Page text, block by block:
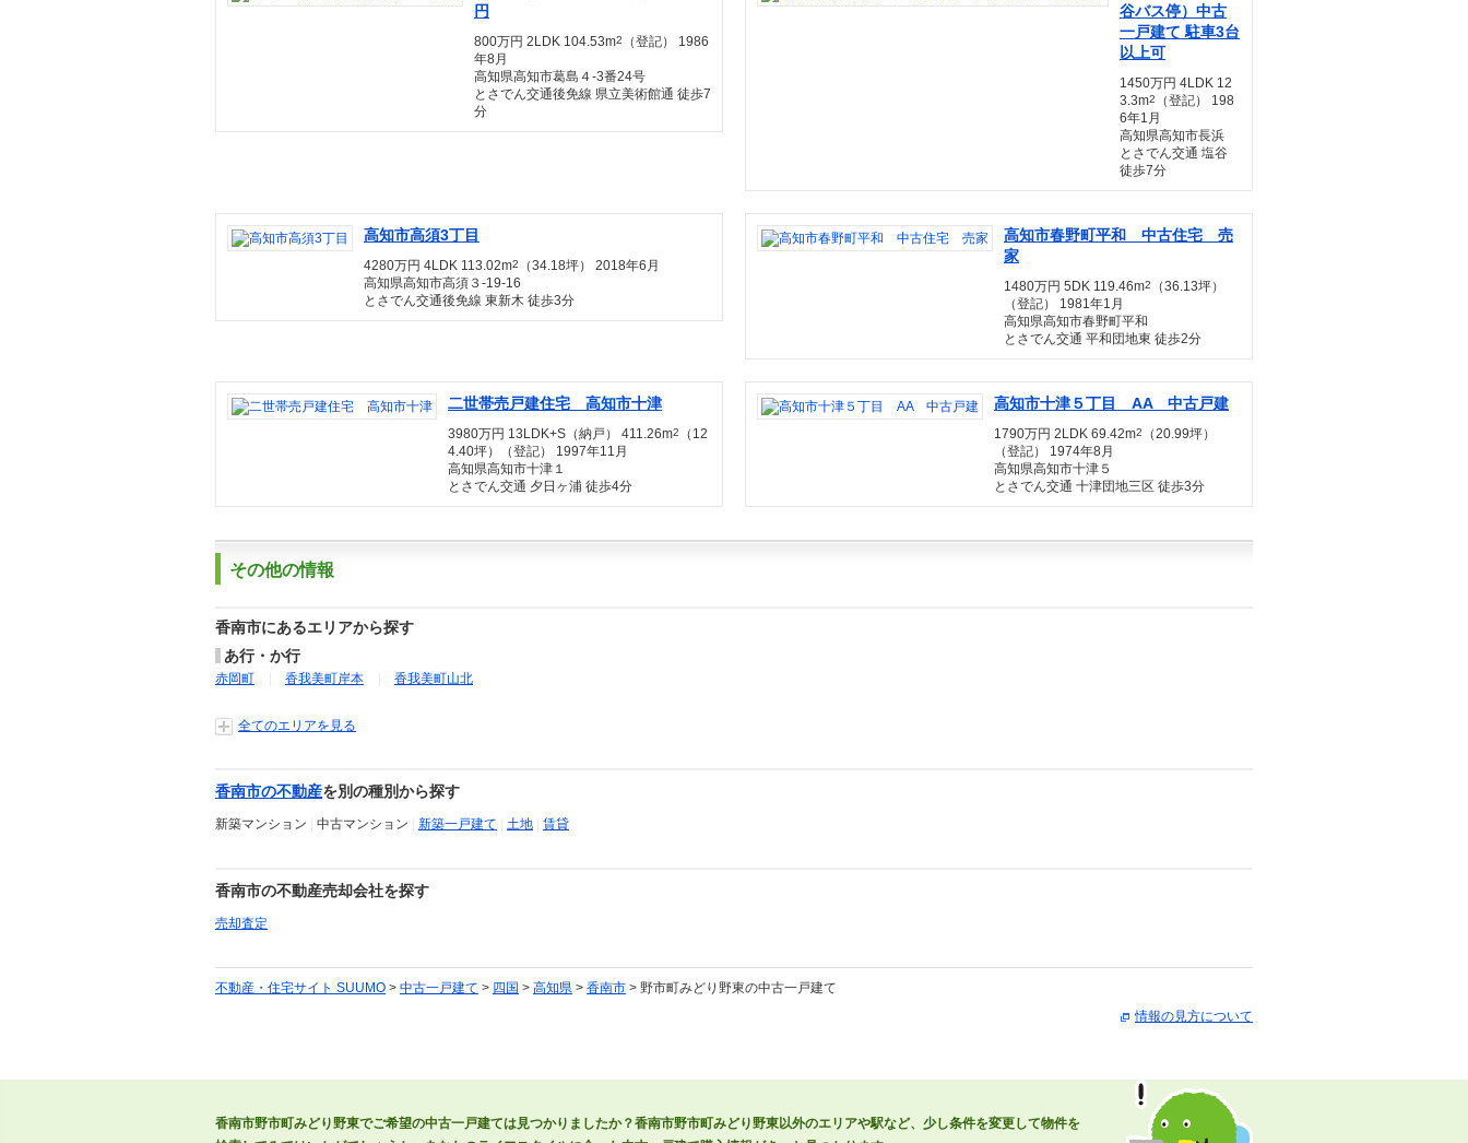
円
800万円 2LDK 104.53m2
（登記） 1986
年8月
高知県高知市葛島４-3番24号
とさでん交通後免線 県立美術館通 徒歩7
分
谷バス停）中古
一戸建て 駐車3台
以上可
1450万円 4LDK 12
3.3m2
（登記） 198
6年1月
高知県高知市長浜
とさでん交通 塩谷
徒歩7分
高知市高須3丁目
4280万円 4LDK 113.02m2
（34.18坪） 2018年6月
高知県高知市高須３-19-16
とさでん交通後免線 東新木 徒歩3分
高知市春野町平和 中古住宅 売
家
1480万円 5DK 119.46m2
（36.13坪）
（登記） 1981年1月
高知県高知市春野町平和
とさでん交通 平和団地東 徒歩2分
二世帯売戸建住宅 高知市十津
3980万円 13LDK+S（納戸） 411.26m2
（12
4.40坪）（登記） 1997年11月
高知県高知市十津１
とさでん交通 夕日ヶ浦 徒歩4分
高知市十津５丁目 AA 中古戸建
1790万円 2LDK 69.42m2
（20.99坪）
（登記） 1974年8月
高知県高知市十津５
とさでん交通 十津団地三区 徒歩3分
その他の情報
香南市にあるエリアから探す
あ行・か行
赤岡町 香我美町岸本 香我美町山北
全てのエリアを見る
香南市の不動産を別の種別から探す
新築マンション 中古マンション 新築一戸建て 土地 賃貸
香南市の不動産売却会社を探す
売却査定
不動産・住宅サイト SUUMO > 中古一戸建て > 四国 > 高知県 > 香南市 > 野市町みどり野東の中古一戸建て
情報の見方について
香南市野市町みどり野東でご希望の中古一戸建ては見つかりましたか？香南市野市町みどり野東以外のエリアや駅など、少し条件を変更して物件を